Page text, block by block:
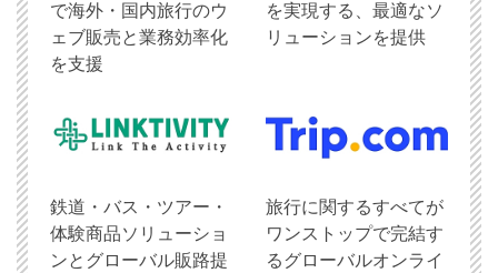
で海外・国内旅行のウ
ェブ販売と業務効率化
を支援
を実現する、最適なソ
リューションを提供
鉄道・バス・ツアー・
体験商品ソリューショ
ンとグローバル販路提
旅行に関するすべてが
ワンストップで完結す
るグローバルオンライ